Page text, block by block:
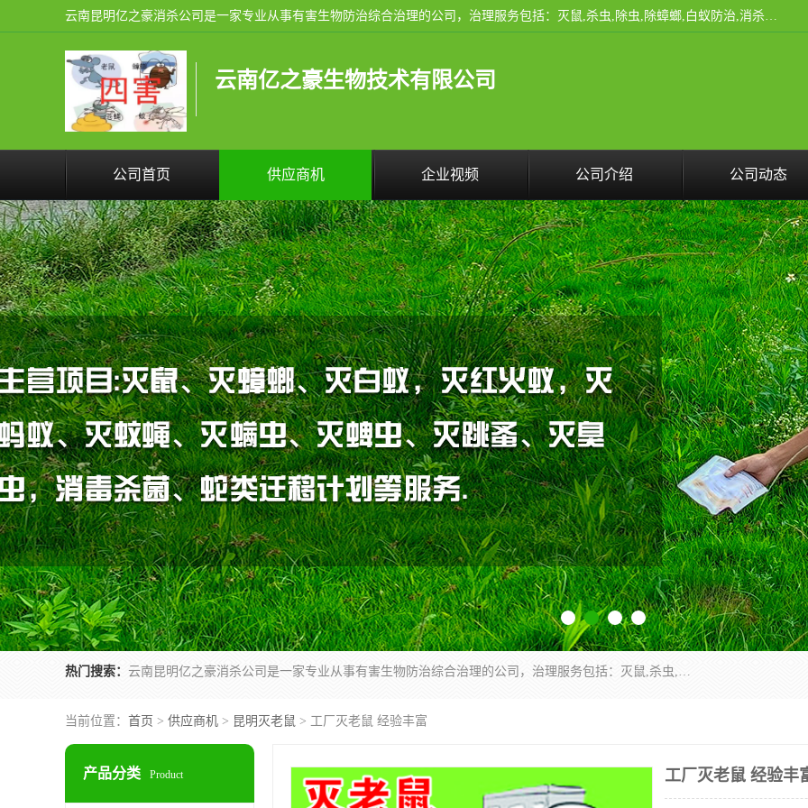
云南昆明亿之豪消杀公司是一家专业从事有害生物防治综合治理的公司，治理服务包括：灭鼠,杀虫,除虫,除蟑螂,白蚁防治,消杀等；安全环保,快速上门,价格透明,完善的售后服务,不影响您的生活工作。
云南亿之豪生物技术有限公司
公司首页 供应商机 企业视频 公司介绍 公司动态
热门搜索： 云南昆明亿之豪消杀公司是一家专业从事有害生物防治综合治理的公司，治理服务包括：灭鼠,杀虫,除虫,除蟑螂,白蚁防治,消杀等；安全环保,快速上门,价格透明,完善的售后服务,不影响您的生活工作。
当前位置： 首页 > 供应商机 > 昆明灭老鼠 > 工厂灭老鼠 经验丰富
产品分类 Product 工厂灭老鼠 经验丰